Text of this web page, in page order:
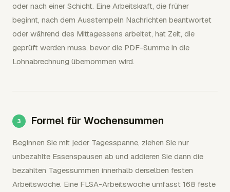
oder nach einer Schicht. Eine Arbeitskraft, die früher
beginnt, nach dem Ausstempeln Nachrichten beantwortet
oder während des Mittagessens arbeitet, hat Zeit, die
geprüft werden muss, bevor die PDF-Summe in die
Lohnabrechnung übernommen wird.
Formel für Wochensummen
Beginnen Sie mit jeder Tagesspanne, ziehen Sie nur
unbezahlte Essenspausen ab und addieren Sie dann die
bezahlten Tagessummen innerhalb derselben festen
Arbeitswoche. Eine FLSA-Arbeitswoche umfasst 168 feste